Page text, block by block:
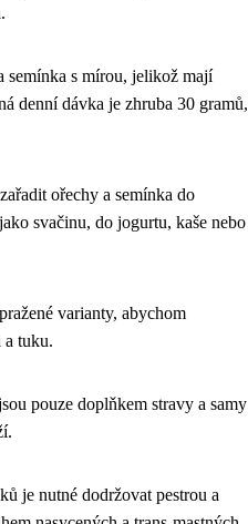
semínka s mírou, jelikož mají
denní dávka je zhruba 30 gramů,
ořechy a semínka do
svačinu, do jogurtu, kaše nebo
varianty, abychom
a tuku.
pouze doplňkem stravy a samy
je nutné dodržovat pestrou a